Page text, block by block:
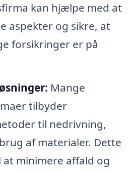
kan hjælpe med at
aspekter og sikre, at
forsikringer er på
Mange
tilbyder
til nedrivning,
af materialer. Dette
minimere affald og